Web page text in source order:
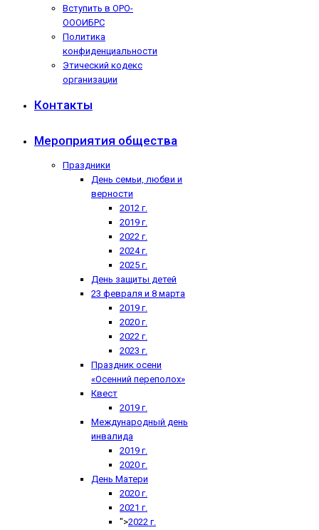
Вступить в ОРО-
ОООИБРС
Политика
конфиденциальности
Этический кодекс
организации
Контакты
Мероприятия общества
Праздники
День семьи, любви и
верности
2012 г.
2019 г.
2022 г.
2024 г.
2025 г.
День защиты детей
23 февраля и 8 марта
2019 г.
2020 г.
2022 г.
2023 г.
Праздник осени
«Осенний переполох»
Квест
2019 г.
Международный день
инвалида
2019 г.
2020 г.
День Матери
2020 г.
2021 г.
">2022 г.